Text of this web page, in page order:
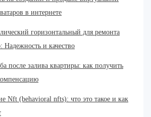
в интернете
горизонтальный для ремонта
Надежность и качество
после залива квартиры: как получить
Nft (behavioral nfts): что это такое и как